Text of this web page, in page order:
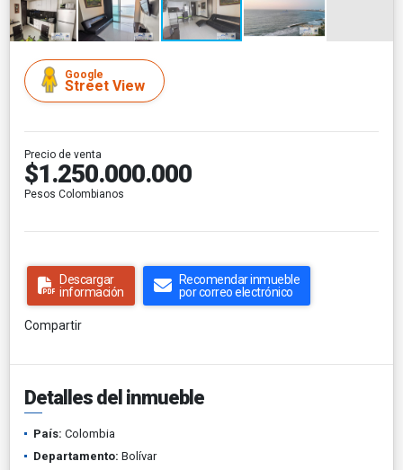
Google
Street View
Precio de venta
$1.250.000.000
Pesos Colombianos
Descargar
información
Recomendar inmueble
por correo electrónico
Compartir
Detalles del inmueble
País: Colombia
Departamento: Bolívar